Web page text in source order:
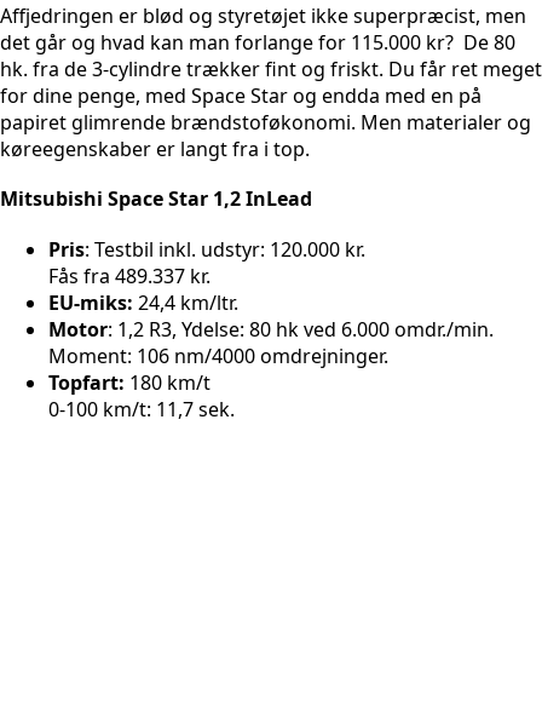
Affjedringen er blød og styretøjet ikke superpræcist, men
det går og hvad kan man forlange for 115.000 kr? De 80
hk. fra de 3-cylindre trækker fint og friskt. Du får ret meget
for dine penge, med Space Star og endda med en på
papiret glimrende brændstoføkonomi. Men materialer og
køreegenskaber er langt fra i top.
Mitsubishi Space Star 1,2 InLead
Pris: Testbil inkl. udstyr: 120.000 kr.
Fås fra 489.337 kr.
EU-miks: 24,4 km/ltr.
Motor: 1,2 R3, Ydelse: 80 hk ved 6.000 omdr./min.
Moment: 106 nm/4000 omdrejninger.
Topfart: 180 km/t
0-100 km/t: 11,7 sek.